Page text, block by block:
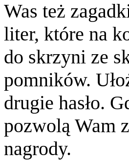
Was też
liter, które na
do skrzyni ze
pomników.
drugie hasło.
pozwolą Wam
nagrody.